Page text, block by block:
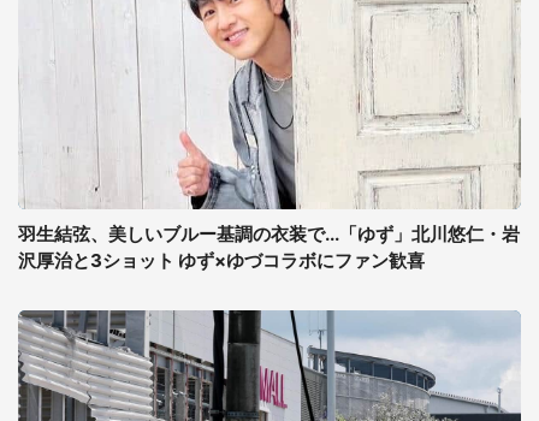
羽生結弦、美しいブルー基調の衣装で...「ゆず」北川悠仁・岩
沢厚治と3ショット ゆず×ゆづコラボにファン歓喜